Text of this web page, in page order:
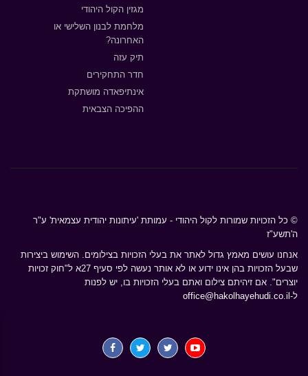
מגזין הקול היהודי
מלחמת לבנון השלישי או
האחרונה?
תיק עזה
חדר התחקירים
אינתיפאדה מושתקת
ההפיכה הצבאית
© כל הזכויות שמורות לקול היהודי - עמותת 'עיתונות יהודית עצמאית' ע"ר
ה'תשע"ז
אנחנו עושים מאמץ גדול לאתר את בעלי הזכויות בצילומים. השימוש ביצירות
שבעל הזכויות בהן אינו ידוע או לא אותר נעשה לפי סעיף 27א ל"חוק זכויות
יוצרים". אם זיהיתם צילום ואתם בעלי הזכויות בו, יש לפנות
ל-office@hakolhayehudi.co.il